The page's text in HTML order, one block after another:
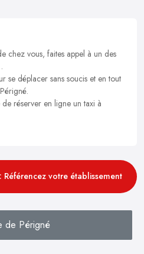
chez vous, faites appel à un des
se déplacer sans soucis et en tout
réserver en ligne un taxi à
Référencez votre établissement
de Périgné